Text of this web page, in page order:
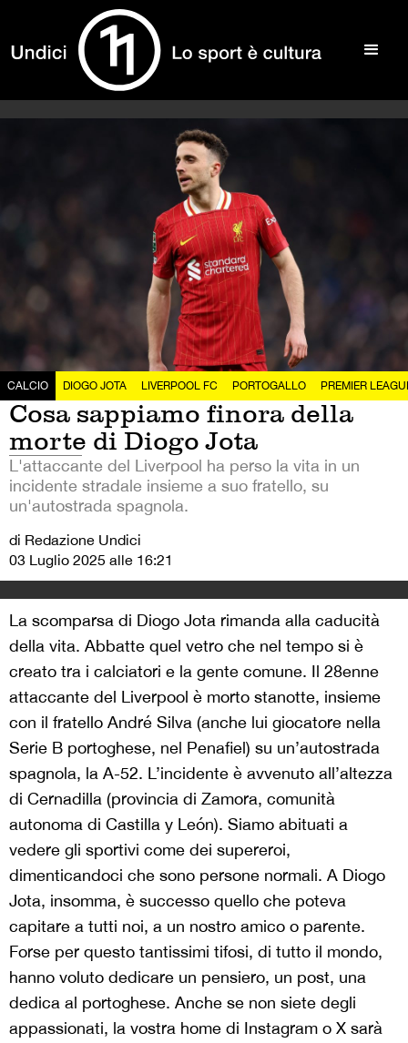
CALCIO DIOGO JOTA LIVERPOOL FC PORTOGALLO PREMIER
Cosa sappiamo finora della
morte di Diogo Jota
L'attaccante del Liverpool ha perso la vita in un
incidente stradale insieme a suo fratello, su
un'autostrada spagnola.
di Redazione Undici
03 Luglio 2025 alle 16:21
La scomparsa di Diogo Jota rimanda alla caducità
della vita. Abbatte quel vetro che nel tempo si è
creato tra i calciatori e la gente comune. Il 28enne
attaccante del Liverpool è morto stanotte, insieme
con il fratello André Silva (anche lui giocatore nella
Serie B portoghese, nel Penafiel) su un’autostrada
spagnola, la A-52. L’incidente è avvenuto all’altezza
di Cernadilla (provincia di Zamora, comunità
autonoma di Castilla y León). Siamo abituati a
vedere gli sportivi come dei supereroi,
dimenticandoci che sono persone normali. A Diogo
Jota, insomma, è successo quello che poteva
capitare a tutti noi, a un nostro amico o parente.
Forse per questo tantissimi tifosi, di tutto il mondo,
hanno voluto dedicare un pensiero, un post, una
dedica al portoghese. Anche se non siete degli
appassionati, la vostra home di Instagram o X sarà